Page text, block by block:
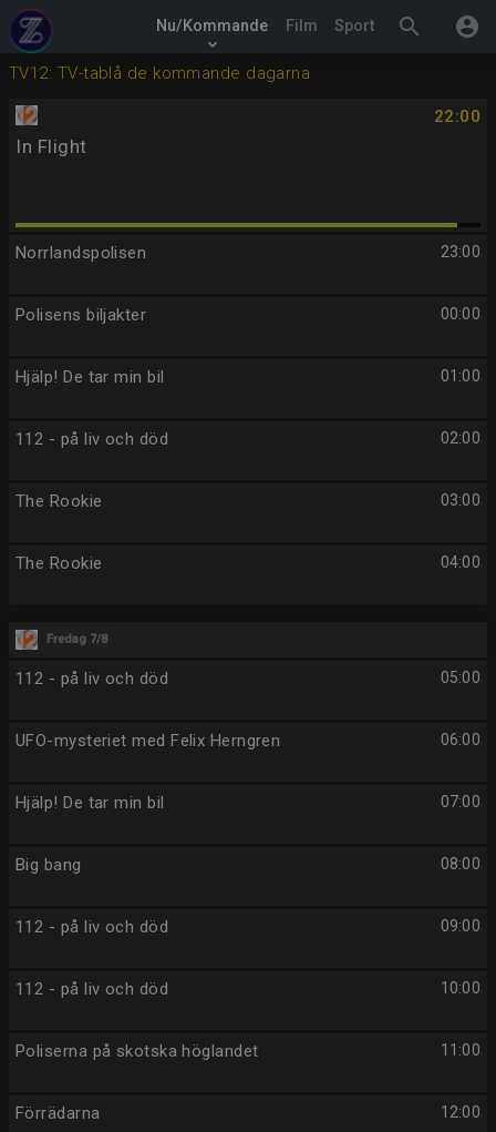
search account_circle
Nu/Kommande
keyboard_arrow_down
Film Sport
TV12: TV-tablå de kommande dagarna
22:00
In Flight
23:00
Norrlandspolisen
00:00
Polisens biljakter
01:00
Hjälp! De tar min bil
02:00
112 - på liv och död
03:00
The Rookie
04:00
The Rookie
Fredag 7/8
05:00
112 - på liv och död
06:00
UFO-mysteriet med Felix Herngren
07:00
Hjälp! De tar min bil
08:00
Big bang
09:00
112 - på liv och död
10:00
112 - på liv och död
11:00
Poliserna på skotska höglandet
12:00
Förrädarna